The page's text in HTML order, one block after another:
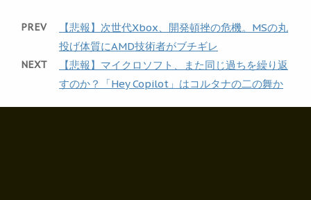
PREV
【悲報】次世代Xbox、開発頓挫の危機。MSの丸
投げ体質にAMD技術者がブチギレ
NEXT
【悲報】マイクロソフト、また同じ過ちを繰り返
すのか？「Hey Copilot」はコルタナの二の舞か